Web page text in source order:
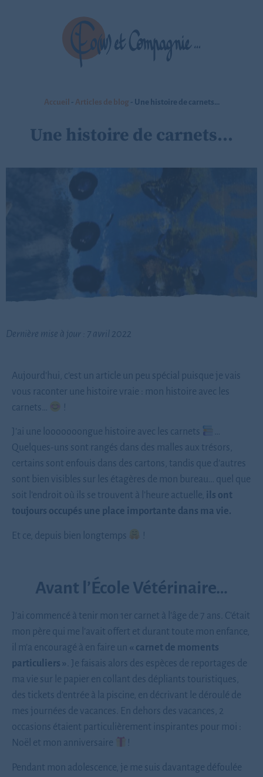
Accueil - Articles de blog - Une histoire de carnets…
Une histoire de carnets…
Dernière mise à jour : 7 avril 2022
Aujourd’hui, c’est un article un peu spécial puisque je vais
vous raconter une histoire vraie : mon histoire avec les
carnets…
!
J’ai une looooooongue histoire avec les carnets
…
Quelques-uns sont rangés dans des malles aux trésors,
certains sont enfouis dans des cartons, tandis que d’autres
sont bien visibles sur les étagères de mon bureau… quel que
soit l’endroit où ils se trouvent à l’heure actuelle, ils ont
toujours occupés une place importante dans ma vie.
Et ce, depuis bien longtemps !
Avant l’École Vétérinaire…
J’ai commencé à tenir mon 1er carnet à l’âge de 7 ans. C’était
mon père qui me l’avait offert et durant toute mon enfance,
il m’a encouragé à en faire un « carnet de moments
particuliers »
. Je faisais alors des espèces de reportages de
ma vie sur le papier en collant des dépliants touristiques,
des tickets d’entrée à la piscine, en décrivant le déroulé de
mes journées de vacances. En dehors des vacances, 2
occasions étaient particulièrement inspirantes pour moi :
Noël et mon anniversaire
!
Pendant mon adolescence, je me suis davantage défoulée